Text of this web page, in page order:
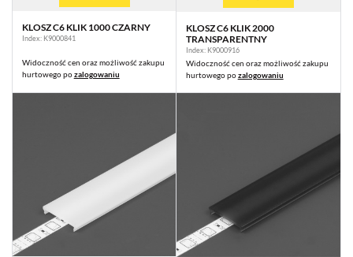
KLOSZ C6 KLIK 1000 CZARNY
Index: K9000841
Widoczność cen oraz możliwość zakupu
hurtowego pozalogowaniu
KLOSZ C6 KLIK 2000
TRANSPARENTNY
Index: K9000916
Widoczność cen oraz możliwość zakupu
hurtowego pozalogowaniu